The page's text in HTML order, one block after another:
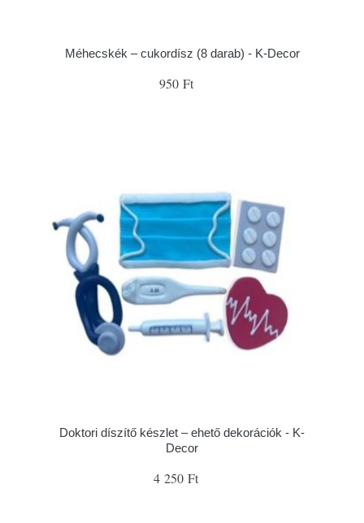
Méhecskék – cukordísz (8 darab) - K-Decor
950 Ft
Doktori díszítő készlet – ehető dekorációk - K-
Decor
4 250 Ft